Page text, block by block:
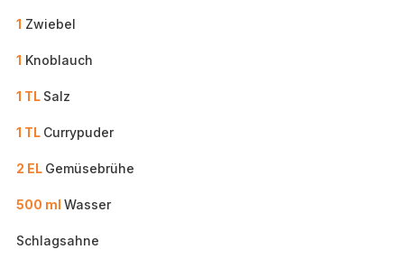
1 Zwiebel
1 Knoblauch
1 TL Salz
1 TL Currypuder
2 EL Gemüsebrühe
500 ml Wasser
Schlagsahne